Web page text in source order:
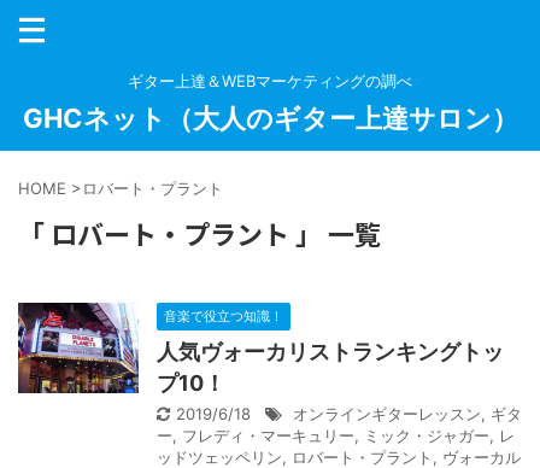
ギター上達＆WEBマーケティングの調べ
GHCネット（大人のギター上達サロン）
HOME >ロバート・プラント
「 ロバート・プラント 」 一覧
音楽で役立つ知識！
人気ヴォーカリストランキングトッ
プ10！
2019/6/18 オンラインギターレッスン, ギタ
ー, フレディ・マーキュリー, ミック・ジャガー, レ
ッドツェッペリン, ロバート・プラント , ヴォーカル